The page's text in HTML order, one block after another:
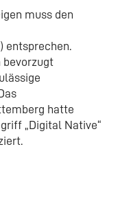
muss den
entsprechen.
bevorzugt
hatte
„Digital Native“